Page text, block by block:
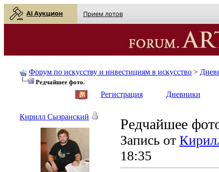
AI Аукцион Прием лотов
Форум по искусству и инвестициям в искусство >
Редчайшее фото.
Регистрация Дневники
Редчайшее
Запись от
18:35
Кирилл Сызранский